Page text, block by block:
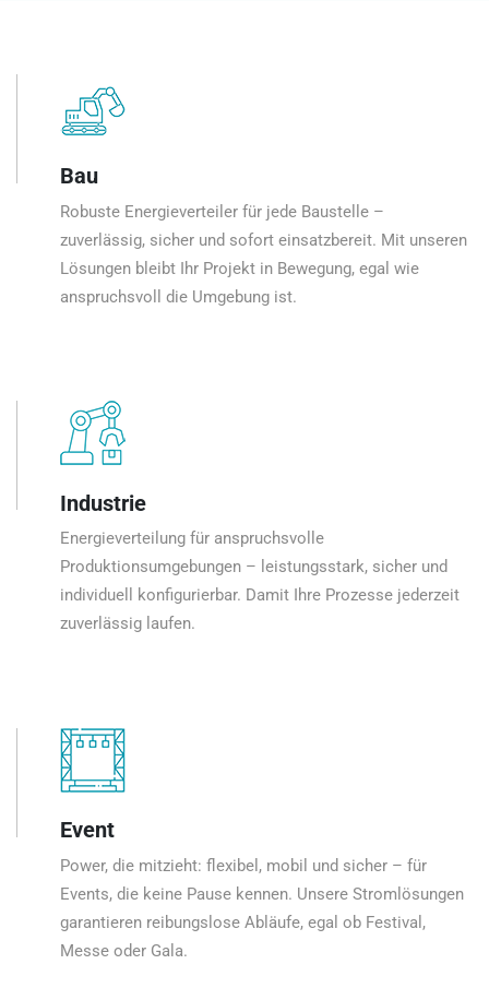
Bau
Robuste Energieverteiler für jede Baustelle –
zuverlässig, sicher und sofort einsatzbereit. Mit unseren
Lösungen bleibt Ihr Projekt in Bewegung, egal wie
anspruchsvoll die Umgebung ist.
Industrie
Energieverteilung für anspruchsvolle
Produktionsumgebungen – leistungsstark, sicher und
individuell konfigurierbar. Damit Ihre Prozesse jederzeit
zuverlässig laufen.
Event
Power, die mitzieht: flexibel, mobil und sicher – für
Events, die keine Pause kennen. Unsere Stromlösungen
garantieren reibungslose Abläufe, egal ob Festival,
Messe oder Gala.